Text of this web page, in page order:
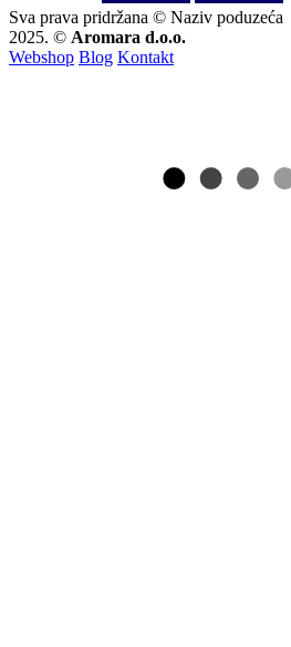
Sva prava pridržana © Naziv poduzeća
2025. © Aromara d.o.o.
Webshop Blog Kontakt